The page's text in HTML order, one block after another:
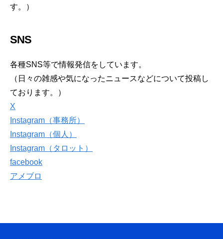
す。）
SNS
各種SNS等で情報発信をしています。
（日々の雑感や気になったニュースなどについて投稿し
ております。）
X
Instagram（事務所）
Instagram（個人）
Instagram（タロット）
facebook
アメブロ